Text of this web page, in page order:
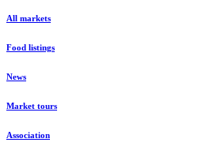
All markets
Food listings
News
Market tours
Association